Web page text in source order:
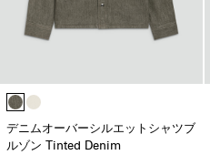
デニムオーバーシルエットシャツブ
ルゾン Tinted Denim